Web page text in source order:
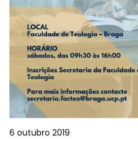
6 outubro 2019